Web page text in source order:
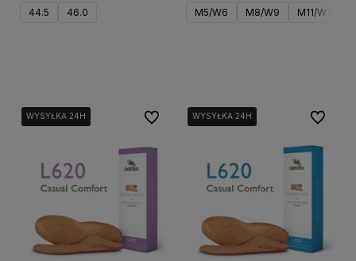
44.5 46.0 M5/W6 M8/W9 M11/W12
WYSYŁKA 24H
WYSYŁKA 24H Do ulubionychWYSYŁKA 24H
WYSYŁKA 24H Do